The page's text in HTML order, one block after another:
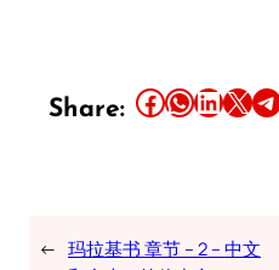
Share: Share this article on Facebook Share this article on WhatsApp Share this article on LinkedIn Share this article on X Share this article on Telegram
← 玛拉基书 章节 – 2 – 中文